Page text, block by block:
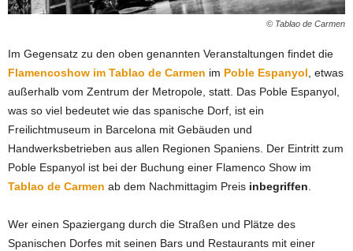
© Tablao de Carmen
Im Gegensatz zu den oben genannten Veranstaltungen findet die
Flamencoshow im Tablao de Carmen im Poble Espanyol, etwas
außerhalb vom Zentrum der Metropole, statt. Das Poble Espanyol,
was so viel bedeutet wie das spanische Dorf, ist ein
Freilichtmuseum in Barcelona mit Gebäuden und
Handwerksbetrieben aus allen Regionen Spaniens. Der Eintritt zum
Poble Espanyol ist bei der Buchung einer Flamenco Show im
Tablao de Carmen ab dem Nachmittagim Preis inbegriffen.
Wer einen Spaziergang durch die Straßen und Plätze des
Spanischen Dorfes mit seinen Bars und Restaurants mit einer